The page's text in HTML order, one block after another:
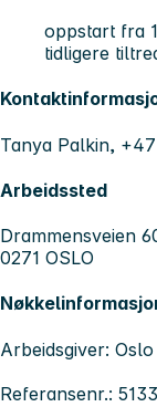
oppstart fra
tidligere
Tanya Palkin, +47
Arbeidssted
Drammensveien
0271 OSLO
Arbeidsgiver:
Referansenr.: